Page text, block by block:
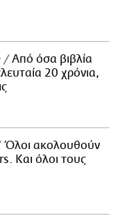
Από όσα βιβλία
20 χρόνια,
Όλοι ακολουθούν
Και όλοι τους